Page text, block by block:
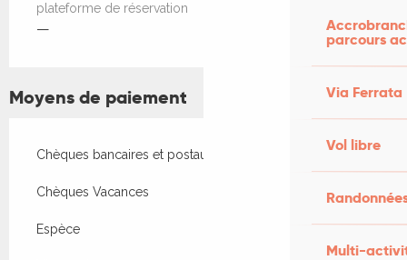
parcours
Via Ferrata
Vol libre
Multi-
plateforme de réservation
—
Moyens de paiement
Chèques bancaires et postaux
Chèques Vacances
Espèce